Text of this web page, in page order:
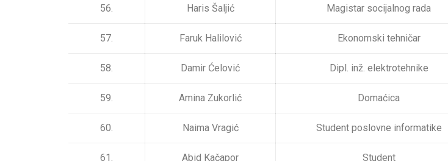
56. Haris Šaljić Magistar socijalnog rada
57. Faruk Halilović Ekonomski tehničar
58. Damir Ćelović Dipl. inž. elektrotehnike
59. Amina Zukorlić Domaćica
60. Naima Vragić Student poslovne informatike
61. Abid Kačapor Student